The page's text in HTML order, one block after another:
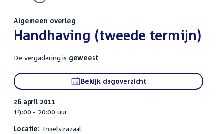
Algemeen overleg
:Handhaving (tweede termijn)
De vergadering is geweest
Bekijk dagoverzicht
26 april 2011
19:00 - 20:00 uur
Locatie: Troelstrazaal